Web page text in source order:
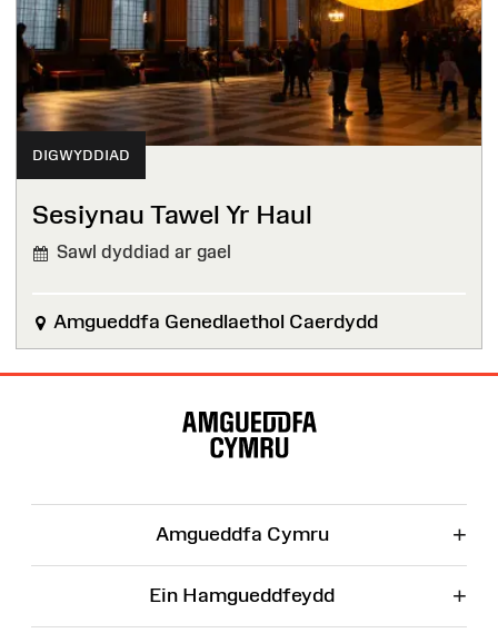
DIGWYDDIAD
Sesiynau Tawel Yr Haul
Sawl dyddiad ar gael
Amgueddfa Genedlaethol Caerdydd
Amgueddfa Cymru +
Ein Hamgueddfeydd +